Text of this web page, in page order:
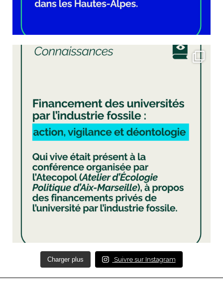
Charger plus Suivre sur Instagram